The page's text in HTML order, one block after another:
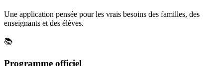
Une application pensée pour les vrais besoins des familles, des
enseignants et des élèves.
📚
Programme officiel